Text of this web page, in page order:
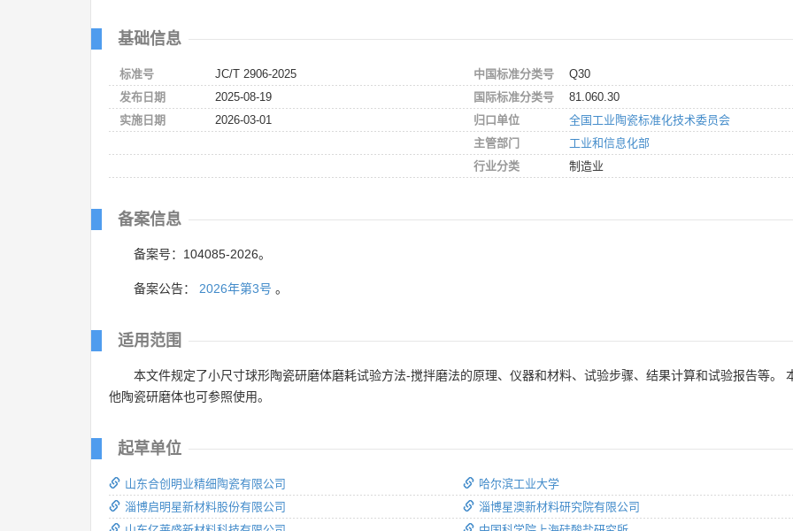
基础信息
标准号
JC/T 2906-2025
发布日期
2025-08-19
实施日期
2026-03-01
中国标准分类号
Q30
国际标准分类号
81.060.30
归口单位
全国工业陶瓷标准化技术委员会
主管部门
工业和信息化部
行业分类
制造业
备案信息
备案号：104085-2026。
备案公告： 2026年第3号 。
适用范围
本文件规定了小尺寸球形陶瓷研磨体磨耗试验方法-搅拌磨法的原理、仪器和材料、试验步骤、结果计算和试验报告等。
他陶瓷研磨体也可参照使用。
起草单位
山东合创明业精细陶瓷有限公司
淄博启明星新材料股份有限公司
哈尔滨工业大学
淄博星澳新材料研究院有限公司